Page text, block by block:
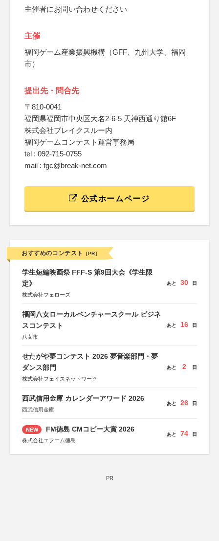
主催者にお問い合わせください
主催
福岡ゲーム産業振興機構（GFF、九州大学、福岡
市）
提出先・問合先
〒810-0041
福岡県福岡市中央区大名2-6-5 天神西通り館6F
株式会社ブレイクスルー内
福岡ゲームコンテスト運営事務局
tel : 092-715-0755
mail : fgc@break-net.com
公式ホームページ
おすすめのコンテスト [PR]
学生短編映画祭 FFF-S 第9回大会《学生限
定》
株式会社フェローズ
あと 30 日
福岡八女ローカルベンチャースクール ビジネ
スコンテスト
八女市
あと 16 日
せたがや夢コンテスト 2026 夢音楽部門・夢
ダンス部門
株式会社フェイスネットワーク
あと 2 日
西武信用金庫 カレンダーアワード 2026
西武信用金庫
あと 26 日
NEW FM徳島 CMコピー大賞 2026
株式会社エフエム徳島
あと 74 日
PR